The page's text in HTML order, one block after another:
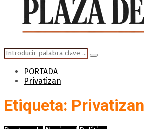
Search
for:
Search
PORTADA
Privatizan
Etiqueta: Privatizan